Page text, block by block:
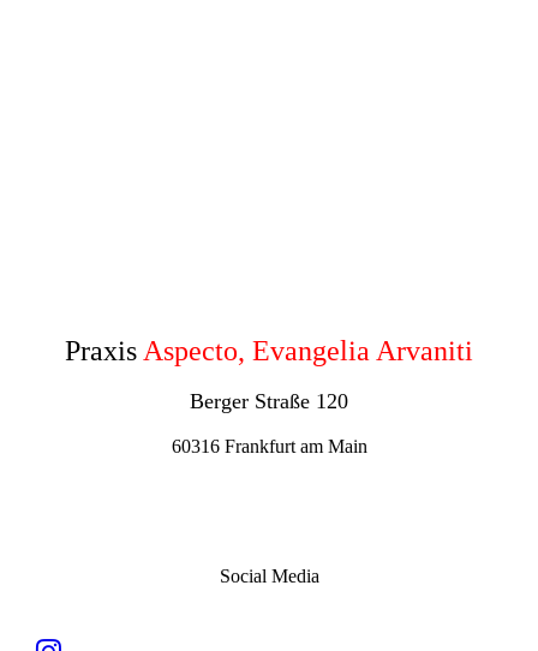
Praxis Aspecto, Evangelia Arvaniti
Berger Straße 120
60316 Frankfurt am Main
Social Media